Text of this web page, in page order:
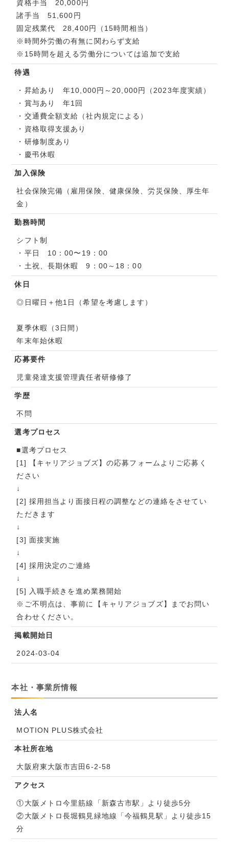
資格手当 20,000円
諸手当 51,600円
固定残業代 28,400円（15時間相当）
※時間外労働の有無に関わらず支給
※15時間を超える労働分については追加で支給
待遇
・昇給あり 年10,000円～20,000円（2023年度実績）
・賞与あり 年1回
・交通費全額支給（社内規定による）
・資格取得支援あり
・研修制度あり
・慶弔休暇
加入保険
社会保険完備（雇用保険、健康保険、労災保険、厚生年
金）
勤務時間
シフト制
・平日 10：00〜19：00
・土祝、長期休暇 9：00～18：00
休日
◎日曜日＋他1日（希望を考慮します）
夏季休暇（3日間）
年末年始休暇
応募要件
児童発達支援管理責任者研修修了
学歴
不問
選考プロセス
■選考プロセス
[1] 【キャリアジョブズ】の応募フォームよりご応募く
ださい
↓
[2] 採用担当より面接日程の調整などの連絡をさせてい
ただきます
↓
[3] 面接実施
↓
[4] 採用決定のご連絡
↓
[5] 入職手続きを進め業務開始
※ご不明点は、事前に【キャリアジョブズ】までお問い
合わせください。
掲載開始日
2024-03-04
本社・事業所情報
法人名
MOTION PLUS株式会社
本社所在地
大阪府東大阪市吉田6-2-58
アクセス
①大阪メトロ今里筋線「新森古市駅」より徒歩5分
②大阪メトロ長堀鶴見緑地線「今福鶴見駅」より徒歩15
分